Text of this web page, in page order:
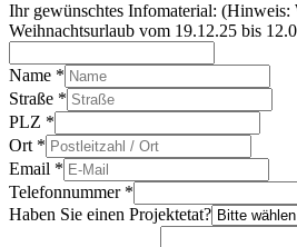
Ihr gewünschtes Infomaterial: (Hinweis:
Weihnachtsurlaub vom 19.12.25 bis
Name *
Straße *
PLZ *
Ort *
Email *
Telefonnummer *
Haben Sie einen Projektetat?